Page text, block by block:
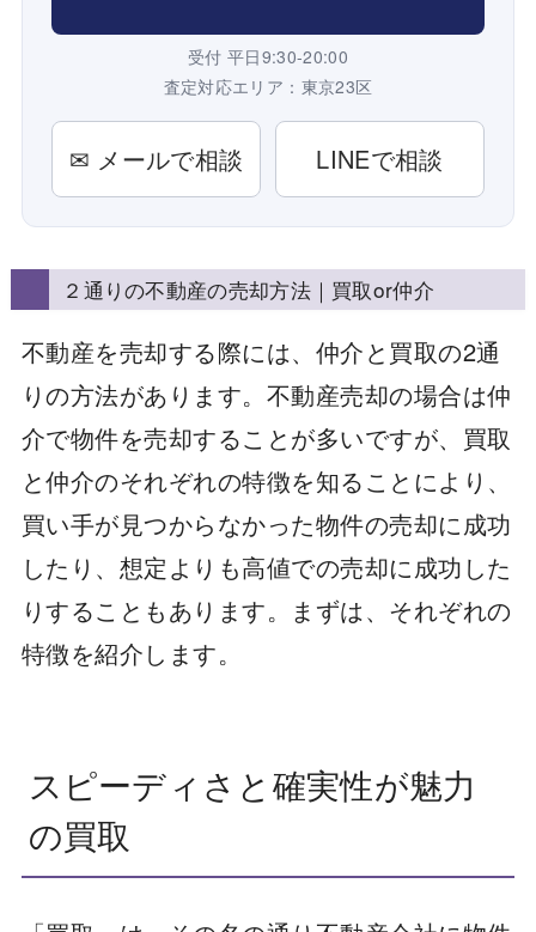
受付 平日9:30-20:00
査定対応エリア：東京23区
✉ メールで相談 LINEで相談
２通りの不動産の売却方法｜買取or仲介
不動産を売却する際には、仲介と買取の2通
りの方法があります。不動産売却の場合は仲
介で物件を売却することが多いですが、買取
と仲介のそれぞれの特徴を知ることにより、
買い手が見つからなかった物件の売却に成功
したり、想定よりも高値での売却に成功した
りすることもあります。まずは、それぞれの
特徴を紹介します。
スピーディさと確実性が魅力
の買取